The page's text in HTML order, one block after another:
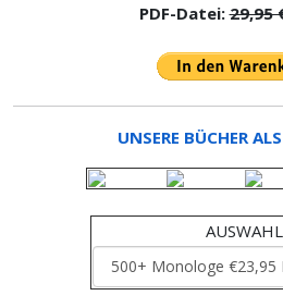
PDF-Datei:29,95
UNSERE BÜCHER
AUSWAHL